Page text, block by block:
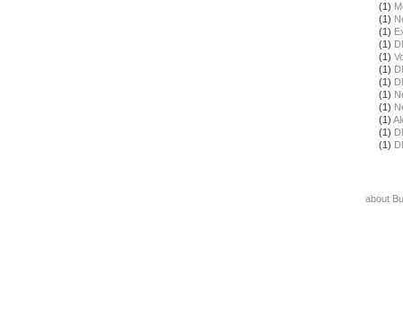
(1)
(1)
(1)
(1)
(1)
(1)
(1)
(1)
(1)
(1)
(1)
(1)
about